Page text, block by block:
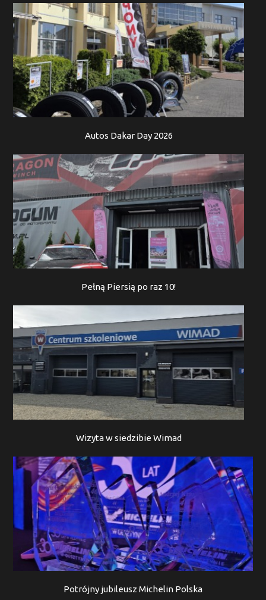
Autos Dakar Day 2026
Pełną Piersią po raz 10!
Wizyta w siedzibie Wimad
Potrójny jubileusz Michelin Polska